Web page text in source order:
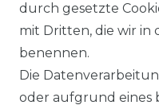
NEWSLETTER &
MÖBEL
UNTERNEHMEN
durch gesetzte
mit Dritten, die wir in
benennen.
Die
oder aufgrund eines